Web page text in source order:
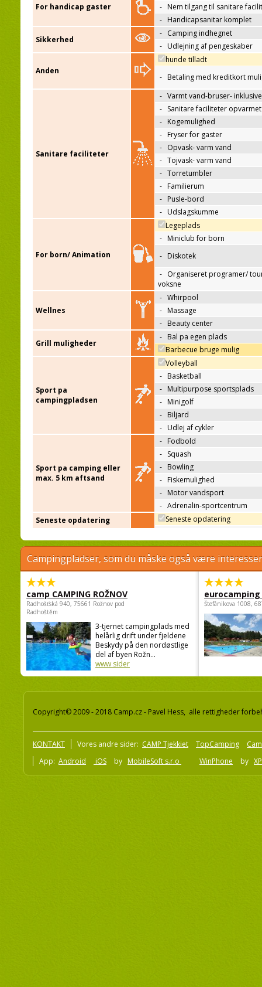
For handicap gaster
- Nem tilgang til sanitare
- Handicapsanitar komplet
Sikkerhed
- Camping indhegnet
- Udlejning af pengeskaber
Anden
hunde tilladt
- Betaling med kreditkort
Sanitare faciliteter
- Varmt vand-bruser- inklusive
- Sanitare faciliteter opvarmet
- Kogemulighed
- Fryser for gaster
- Opvask- varm vand
- Tojvask- varm vand
- Torretumbler
- Familierum
- Pusle-bord
- Udslagskumme
For born/ Animation
Legeplads
- Miniclub for born
- Diskotek
- Organiseret programer/
voksne
Wellnes
- Whirpool
- Massage
- Beauty center
Grill muligheder
- Bal pa egen plads
Barbecue bruge mulig
Sport pa
campingpladsen
Volleyball
- Basketball
- Multipurpose sportsplads
- Minigolf
- Biljard
- Udlej af cykler
Sport pa camping eller
max. 5 km aftsand
- Fodbold
- Squash
- Bowling
- Fiskemulighed
- Motor vandsport
- Adrenalin-sportcentrum
Seneste opdatering
Seneste opdatering
Campingpladser, som du måske også være
camp CAMPING ROŽNOV
Radhošťská 940, 75661 Rožnov pod
Radhoštěm
3-tjernet campingplads med
helårlig drift under fjeldene
Beskydy på den nordøstlige
del af byen Rožn...
www sider
Štefánikova 1008,
Copyright© 2009 - 2018 Camp.cz - Pavel Hess, alle rettigheder
KONTAKT Vores andre sider: CAMP Tjekkiet TopCamping
App: Android iOS by MobileSoft s.r.o WinPhone by